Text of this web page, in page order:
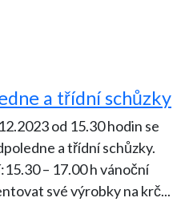
a třídní schůzky
od 15.30 hodin se
a třídní schůzky.
– 17.00 h vánoční
své výrobky na krč...